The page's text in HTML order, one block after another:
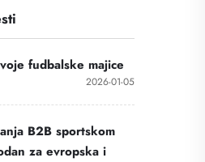
fudbalske majice
2026-01-05
B2B sportskom
za evropska i